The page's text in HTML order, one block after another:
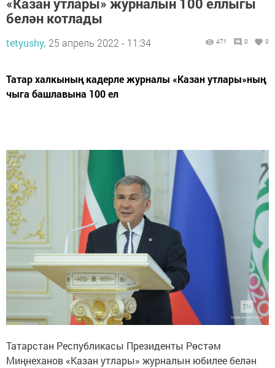
белән котлады
tetyushy, 25 апрель 2022 - 11:34 471 0 0
Татар халкының кадерле журналы «Казан утлары»ның
чыга башлавына 100 ел
Татарстан Республикасы Президенты Рөстәм
Миңнеханов «Казан утлары» журналын юбилее белән